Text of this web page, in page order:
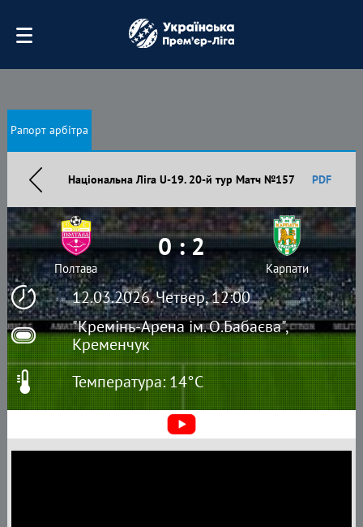
Рапорт арбітра
Національна Ліга U-19. 20-й тур Матч №157 PDF
12.03.2026. Четвер, 12:00
"Кремінь-Арена ім. О.Бабаєва",
Кременчук
Полтава
0 : 2
Карпати
Температура: 14°C